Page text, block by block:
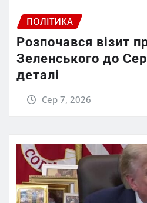
ПОЛІТИКА
Розпочався візит
Зеленського до
деталі
Сер 7, 2026